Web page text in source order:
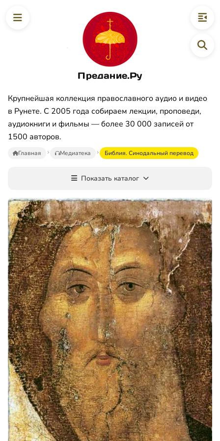
Предание.Ру
Крупнейшая коллекция православного аудио и видео
в Рунете. С 2005 года собираем лекции, проповеди,
аудиокниги и фильмы — более 30 000 записей от
1500 авторов.
Главная Медиатека Библия. Синодальный перевод
Показать каталог